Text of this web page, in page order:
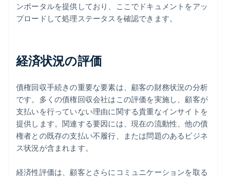
ンポータルを提供しており、ここでドキュメントをアッ
プロードして処理ステータスを確認できます。
経済状況の評価
債権回収手続きの重要な要素は、顧客の財務状況の分析
です。多くの債権回収会社はこの評価を実施し、顧客が
支払いを行っていない理由に関する貴重なインサイトを
提供します。関連する要因には、現在の流動性、他の債
権者との既存の支払い不履行、または問題のあるビジネ
ス状況が含まれます。
経済性評価は、顧客とさらにコミュニケーションを取る